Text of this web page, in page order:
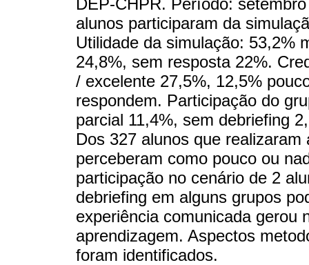
DEP-CHPR. Período:
alunos participaram da
Utilidade da simulação: 53,2%
24,8%, sem resposta 22%.
/ excelente 27,5%, 12,5%
respondem. Participação do
parcial 11,4%, sem debriefing
Dos 327 alunos que
perceberam como pouco ou
participação no cenário de 2
debriefing em alguns grupos
experiência comunicada gerou
aprendizagem. Aspectos
foram identificados.